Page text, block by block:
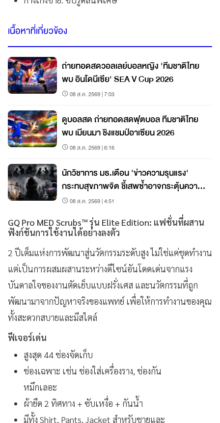
เนื้อหาที่เกี่ยวข้อง
ถ่ายทอดสดวอลเลย์บอลหญิง 'ทีมชาติไทย
พบ อินโดนีเซีย' SEA V Cup 2026
08 ส.ค. 2569 | 7:03
ดูบอลสด ถ่ายทอดสดฟุตบอล ทีมชาติไทย
พบ เมียนมา ชิงแชมป์อาเซียน 2026
08 ส.ค. 2569 | 6:16
นักวิชาการ มธ.เตือน 'ข่าวความรุนแรง'
กระทบสุขภาพจิต ชี้เสพซ้ำอาจกระตุ้นความ
กลัว–วิตกกังวล แนะรัฐ-สื่อร่วมสร้างพื้นที่
08 ส.ค. 2569 | 4:51
GQ Pro MED Scrubs™ รุ่น Elite Edition: แฟชั่นที่ผสาน
ฟังก์ชันการใช้งานได้อย่างลงตัว
2 ปีเต็มแห่งการพัฒนาสู่นวัตกรรมระดับสูง ไม่ใช่แค่ชุดทำงาน
แต่เป็นการผสมผสานระหว่างดีไซน์อันโดดเด่นจากแรง
บันดาลใจของงานตัดเย็บแบบฝรั่งเศส และนวัตกรรมที่ถูก
พัฒนามาจากปัญหาจริงของแพทย์ เพื่อให้การทำงานของคุณ
ทั้งสะดวกสบายและมีสไตล์
ฟีเจอร์เด่น
สูงสุด 44 ช่องจัดเก็บ
ช่องเฉพาะ เช่น ช่องใส่เครื่องราง, ช่องกัน
หมึกเลอะ
ผ้ายืด 2 ทิศทาง + ซับเหงื่อ + กันน้ำ
มีทั้ง Shirt, Pants, Jacket สำหรับชายและ